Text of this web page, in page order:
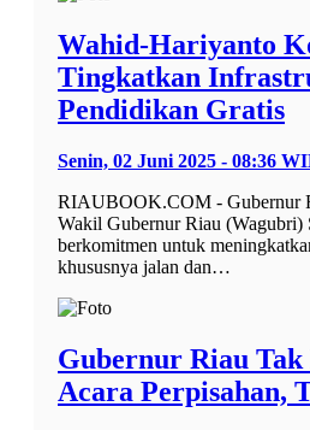
Wahid-Hariyanto
Tingkatkan
Pendidikan Gratis
Senin, 02 Juni 2025 - 08:36
RIAUBOOK.COM - Gubernur
Wakil Gubernur Riau (Wagubri)
berkomitmen untuk
khususnya jalan dan…
Gubernur Riau
Acara Perpisahan,